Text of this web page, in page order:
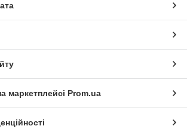
маркетплейсі Prom.ua